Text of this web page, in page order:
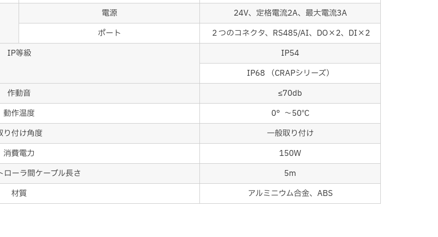
電源
24V、定格電流2A、最大電流3A
ポート
２つのコネクタ、RS485/AI、DO×2、DI×2
IP等級
IP54
IP68 （CRAPシリーズ）
作動音
≤70db
動作温度
0°～50℃
り付け角度
一般取り付け
消費電力
150W
ローラ間ケーブル長さ
5m
材質
アルミニウム合金、ABS